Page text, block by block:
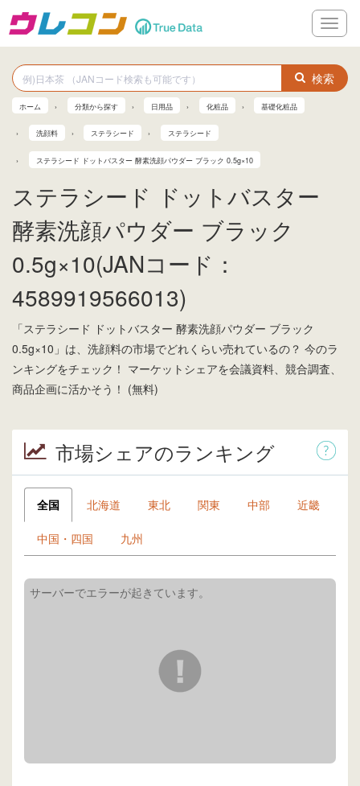
メ
ニ
ー
検索
ホーム 分類から探す 日用品 化粧品 基礎化粧品
洗顔料 ステラシード ステラシード
ステラシード ドットバスター 酵素洗顔パウダー ブラック 0.5g×10
ステラシード ドットバスター
酵素洗顔パウダー ブラック
0.5g×10(JANコード：
4589919566013)
「ステラシード ドットバスター 酵素洗顔パウダー ブラック
0.5g×10」は、洗顔料の市場でどれくらい売れているの？ 今のラ
ンキングをチェック！ マーケットシェアを会議資料、競合調査、
商品企画に活かそう！ (無料)
市場シェアのランキング
全国 北海道 東北 関東 中部 近畿
中国・四国 九州